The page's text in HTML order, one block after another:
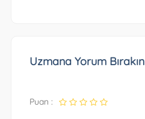
Uzmana Yorum Bırakın
Puan :